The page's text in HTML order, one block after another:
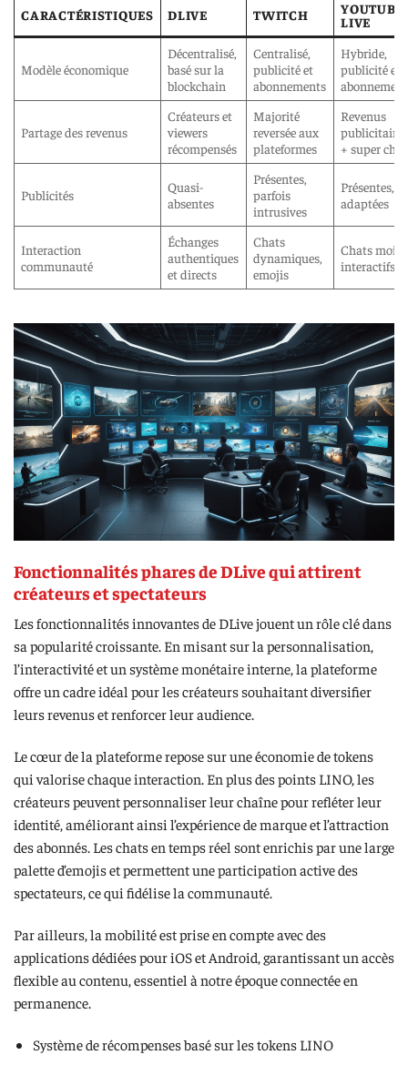
CARACTÉRISTIQUES DLIVE TWITCH
YOUTUBE
LIVE
Modèle économique
Décentralisé,
basé sur la
blockchain
Centralisé,
publicité et
abonnements
Hybride,
publicité et
Partage des revenus
Créateurs et
viewers
récompensés
Majorité
reversée aux
plateformes
Revenus
publicitaires
+ super
Publicités
Quasi-
absentes
Présentes,
parfois
intrusives
Présentes,
adaptées
Interaction
communauté
Échanges
authentiques
et directs
Chats
dynamiques,
emojis
Chats
interactifs
Fonctionnalités phares de DLive qui attirent
créateurs et spectateurs
Les fonctionnalités innovantes de DLive jouent un rôle clé dans
sa popularité croissante. En misant sur la personnalisation,
l’interactivité et un système monétaire interne, la plateforme
offre un cadre idéal pour les créateurs souhaitant diversifier
leurs revenus et renforcer leur audience.
Le cœur de la plateforme repose sur une économie de tokens
qui valorise chaque interaction. En plus des points LINO, les
créateurs peuvent personnaliser leur chaîne pour refléter leur
identité, améliorant ainsi l’expérience de marque et l’attraction
des abonnés. Les chats en temps réel sont enrichis par une large
palette d’emojis et permettent une participation active des
spectateurs, ce qui fidélise la communauté.
Par ailleurs, la mobilité est prise en compte avec des
applications dédiées pour iOS et Android, garantissant un accès
flexible au contenu, essentiel à notre époque connectée en
permanence.
Système de récompenses basé sur les tokens LINO